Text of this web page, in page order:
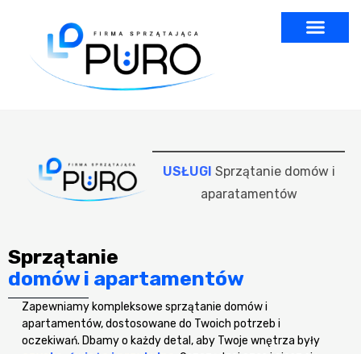
USŁUGI Sprzątanie domów i
aparatamentów
Sprzątanie
domów i apartamentów
Zapewniamy kompleksowe sprzątanie domów i
apartamentów, dostosowane do Twoich potrzeb i
oczekiwań. Dbamy o każdy detal, aby Twoje wnętrza były